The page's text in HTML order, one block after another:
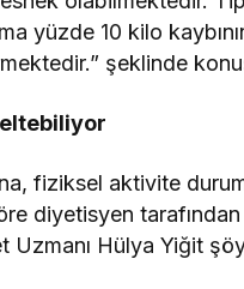
yüzde 10 kilo
şeklinde
fiziksel aktivite
diyetisyen tarafından
Hülya Yiğit